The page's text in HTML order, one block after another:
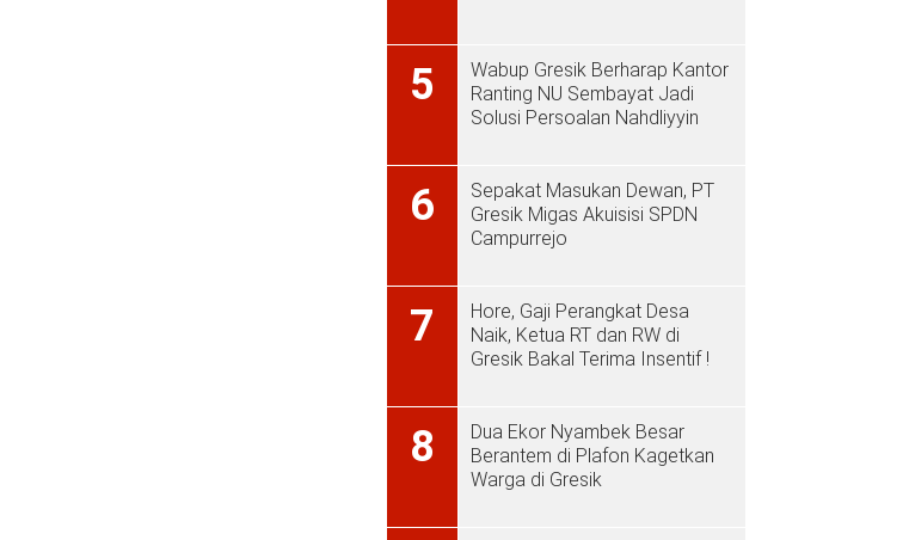
5
Wabup Gresik Berharap Kantor
Ranting NU Sembayat Jadi
Solusi Persoalan Nahdliyyin
6
Sepakat Masukan Dewan, PT
Gresik Migas Akuisisi SPDN
Campurrejo
7
Hore, Gaji Perangkat Desa
Naik, Ketua RT dan RW di
Gresik Bakal Terima Insentif !
8
Dua Ekor Nyambek Besar
Berantem di Plafon Kagetkan
Warga di Gresik